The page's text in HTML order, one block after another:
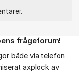
frågeforum!
både via telefon
axplock av